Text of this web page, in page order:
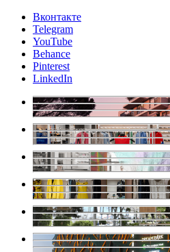
Вконтакте
Telegram
YouTube
Behance
Pinterest
LinkedIn